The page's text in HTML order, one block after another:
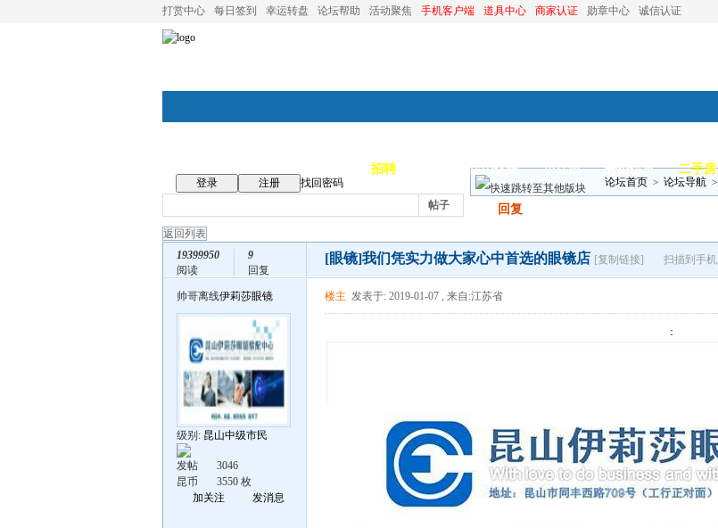
打赏中心 每日签到 幸运转盘 论坛帮助 活动聚焦 手机客户端 道具中心 商家认证 勋章中心 诚信认证
招聘 昆山优选 小红娘 分类信息 二手房
登录 注册
找回密码
帖子
论坛首页 > 论坛导航 >
回复
返回列表
19399950
阅读
9
回复
[眼镜]我们凭实力做大家心中首选的眼镜店 [复制链接] 扫描到手机
帅哥离线伊莉莎眼镜
级别: 昆山中级市民
发帖
3046
昆币
3550 枚
加关注
发消息
楼主 发表于: 2019-01-07 , 来自:江苏省
：